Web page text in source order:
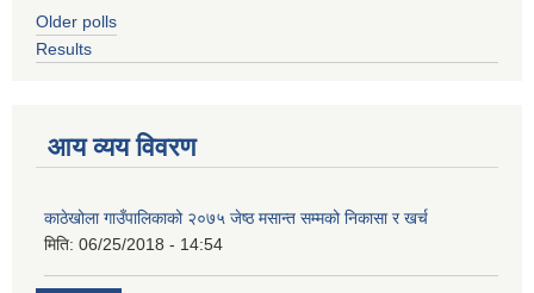
Older polls
Results
आय व्यय विवरण
काठेखोला गाउँपालिकाको २०७५ जेष्ठ मसान्त सम्मको निकासा र खर्च
मिति: 06/25/2018 - 14:54